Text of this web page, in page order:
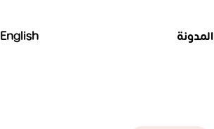
المدونة English